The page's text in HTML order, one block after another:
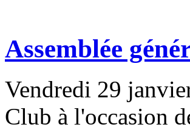
Assemblée
Vendredi 29
Club à l'occasion